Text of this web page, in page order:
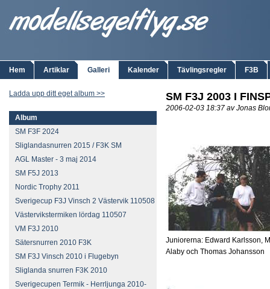
Hem Artiklar Galleri Kalender Tävlingsregler F3B
Ladda upp ditt eget album >>
Album
SM F3F 2024
Sliglandasnurren 2015 / F3K SM
AGL Master - 3 maj 2014
SM F5J 2013
Nordic Trophy 2011
Sverigecup F3J Vinsch 2 Västervik 110508
Västervikstermiken lördag 110507
VM F3J 2010
Sätersnurren 2010 F3K
SM F3J Vinsch 2010 i Flugebyn
Sliglanda snurren F3K 2010
Sverigecupen Termik - Herrljunga 2010-
SM F3J 2003 I
2006-02-03 18:37 av Jonas
Juniorerna: Edward Karlsson,
Alaby och Thomas Johansson